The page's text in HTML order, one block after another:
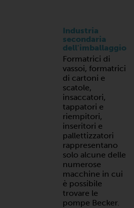
Industria
secondaria
dell'imballaggio
Formatrici di
vassoi, formatrici
di cartoni e
scatole,
insaccatori,
tappatori e
riempitori,
inseritori e
pallettizzatori
rappresentano
solo alcune delle
numerose
macchine in cui
è possibile
trovare le
pompe Becker.